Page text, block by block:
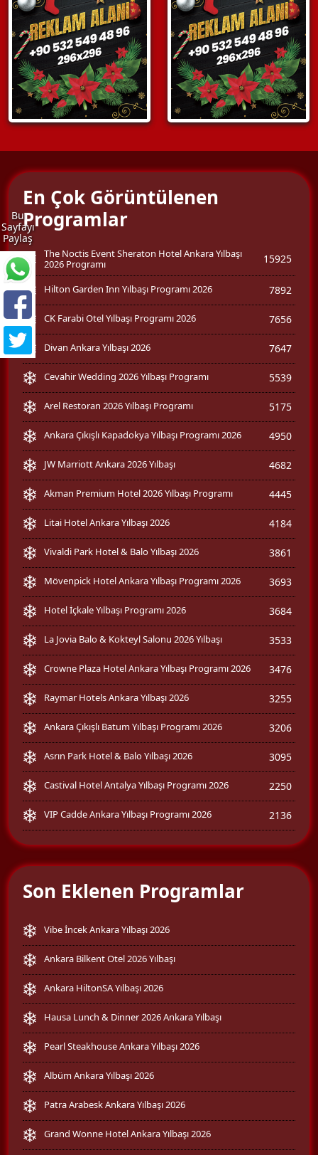
Bu
Sayfayı
Paylaş
En Çok Görüntülenen
Programlar
The Noctis Event Sheraton Hotel Ankara Yılbaşı
2026 Programı
15925
Hilton Garden Inn Yılbaşı Programı 2026 7892
CK Farabi Otel Yılbaşı Programı 2026 7656
Divan Ankara Yılbaşı 2026 7647
Cevahir Wedding 2026 Yılbaşı Programı 5539
Arel Restoran 2026 Yılbaşı Programı 5175
Ankara Çıkışlı Kapadokya Yılbaşı Programı 2026 4950
JW Marriott Ankara 2026 Yılbaşı 4682
Akman Premium Hotel 2026 Yılbaşı Programı 4445
Litai Hotel Ankara Yılbaşı 2026 4184
Vivaldi Park Hotel & Balo Yılbaşı 2026 3861
Mövenpick Hotel Ankara Yılbaşı Programı 2026 3693
Hotel İçkale Yılbaşı Programı 2026 3684
La Jovia Balo & Kokteyl Salonu 2026 Yılbaşı 3533
Crowne Plaza Hotel Ankara Yılbaşı Programı 2026 3476
Raymar Hotels Ankara Yılbaşı 2026 3255
Ankara Çıkışlı Batum Yılbaşı Programı 2026 3206
Asrın Park Hotel & Balo Yılbaşı 2026 3095
Castival Hotel Antalya Yılbaşı Programı 2026 2250
VIP Cadde Ankara Yılbaşı Programı 2026 2136
Son Eklenen Programlar
Vibe İncek Ankara Yılbaşı 2026
Ankara Bilkent Otel 2026 Yılbaşı
Ankara HiltonSA Yılbaşı 2026
Hausa Lunch & Dinner 2026 Ankara Yılbaşı
Pearl Steakhouse Ankara Yılbaşı 2026
Albüm Ankara Yılbaşı 2026
Patra Arabesk Ankara Yılbaşı 2026
Grand Wonne Hotel Ankara Yılbaşı 2026